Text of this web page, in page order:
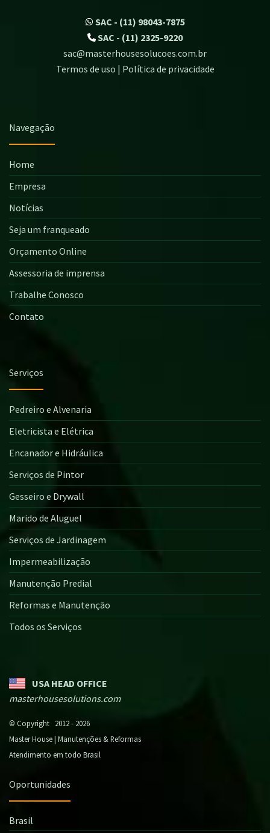
SAC - (11) 98043-7875
SAC - (11) 2325-9220
sac@masterhousesolucoes.com.br
Termos de uso | Política de privacidade
Navegação
Home
Empresa
Notícias
Seja um franqueado
Orçamento Online
Assessoria de imprensa
Trabalhe Conosco
Contato
Serviços
Pedreiro e Alvenaria
Eletricista e Elétrica
Encanador e Hidráulica
Serviços de Pintor
Gesseiro e Drywall
Marido de Aluguel
Serviços de Jardinagem
Impermeabilização
Manutenção Predial
Reformas e Manutenção
Todos os Serviços
USA HEAD OFFICE
masterhousesolutions.com
© Copyright 2012 - 2026
Master House | Manutenções & Reformas
Atendimento em todo Brasil
Oportunidades
Brasil